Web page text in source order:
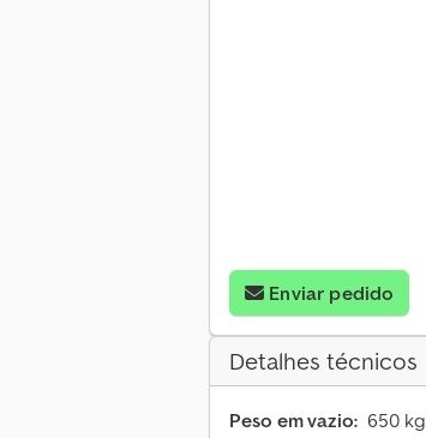
Enviar pedido
Detalhes técnicos
Peso em vazio: 650 kg